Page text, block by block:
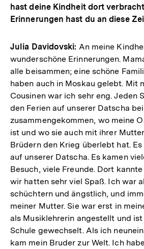
hast deine Kindheit dort
Erinnerungen hast du an diese
Julia Davidovski: An meine
wunderschöne Erinnerungen.
alle beisammen; eine schöne
haben auch in Moskau gelebt. Mit
Cousinen war ich sehr eng. Jeden
den Ferien auf unserer Datscha
zusammengekommen, wo meine
ist und wo sie auch mit ihrer
Brüdern den Krieg überlebt hat.
auf unserer Datscha. Es kamen
Besuch, viele Freunde. Dort
wir hatten sehr viel Spaß. Ich war
schüchtern und ängstlich, und
meiner Mutter. Sie war erst in
als Musiklehrerin angestellt und
Schule gewechselt. Als ich
kam mein Bruder zur Welt. Ich